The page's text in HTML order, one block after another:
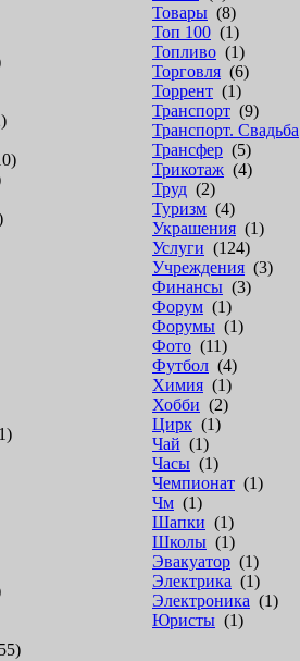
Товары (8)
Топ 100 (1)
Топливо (1)
Торговля (6)
Торрент (1)
Транспорт (9)
Транспорт. Свадьба
Трансфер (5)
Трикотаж (4)
Труд (2)
Туризм (4)
Украшения (1)
Услуги (124)
Учреждения (3)
Финансы (3)
Форум (1)
Форумы (1)
Фото (11)
Футбол (4)
Химия (1)
Хобби (2)
Цирк (1)
Чай (1)
Часы (1)
Чемпионат (1)
Чм (1)
Шапки (1)
Школы (1)
Эвакуатор (1)
Электрика (1)
Электроника (1)
Юристы (1)